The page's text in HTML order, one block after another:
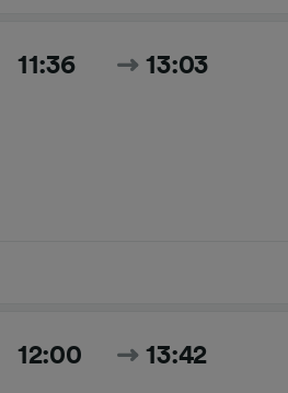
11:36 13:03
12:00 13:42